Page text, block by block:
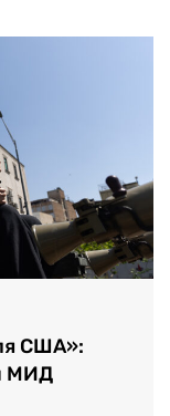
США»:
МИД